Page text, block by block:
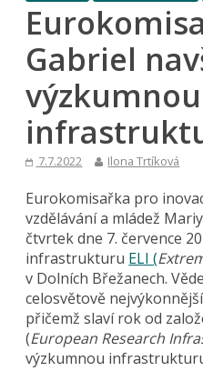
Gabriel
výzkumnou
7.7.2022 Ilona Trtíková
Eurokomisařka pro
vzdělávání a mládež
čtvrtek dne 7. července
infrastrukturu ELI (
v Dolních Břežanech.
celosvětově
přičemž slaví rok od
(European Research
výzkumnou